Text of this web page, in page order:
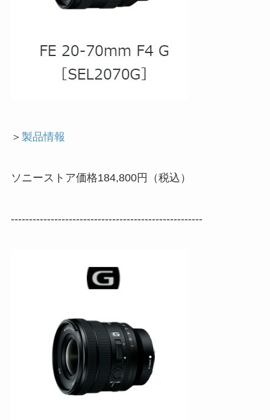
＞ 製品情報
ソニーストア価格184,800円（税込）
-----------------------------------------------------